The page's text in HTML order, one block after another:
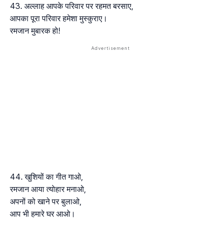
अल्लाह आपके परिवार पर रहमत बरसाए,
आपका पूरा परिवार हमेशा मुस्कुराए।
रमजान मुबारक हो!
खुशियों का गीत गाओ,
रमजान आया त्योहार मनाओ,
अपनों को खाने पर बुलाओ,
आप भी हमारे घर आओ।